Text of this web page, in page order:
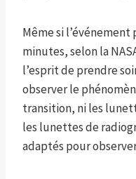
Même si
minutes, selon la
l’esprit de prendre
observer le
transition, ni les
les lunettes de
adaptés pour